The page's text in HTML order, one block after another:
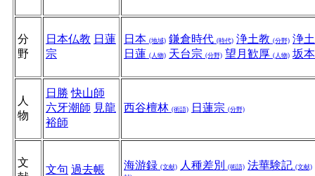
分
野
日本仏教 日蓮
宗
日本 (地域) 鎌倉時代 (時代) 浄土教 (分野) 浄
日蓮 (人物) 天台宗 (分野) 望月歓厚 (人物) 坂
人
物
日勝 快山師
六牙潮師 見龍
裕師
西谷檀林 (術語) 日蓮宗 (分野)
文
文句 過去帳 海游録 (文献) 人種差別 (術語) 法華験記 (文献)